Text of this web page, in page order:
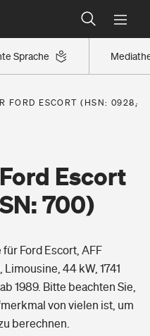
Sprache
finden
eingestuft
finden
FORD ESCORT (HSN: 0928,
Escort
700)
Ford Escort, AFF
Limousine, 44 kW, 1741
1989. Bitte beachten Sie,
von vielen ist, um
berechnen.